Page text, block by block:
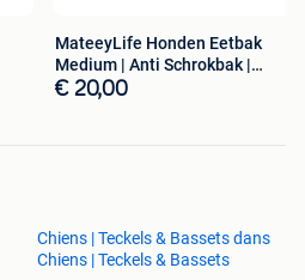
MateeyLife Honden Eetbak
Medium | Anti Schrokbak |
Hondenbak
€ 20,00
Chiens | Teckels & Bassets dans
Chiens | Teckels & Bassets